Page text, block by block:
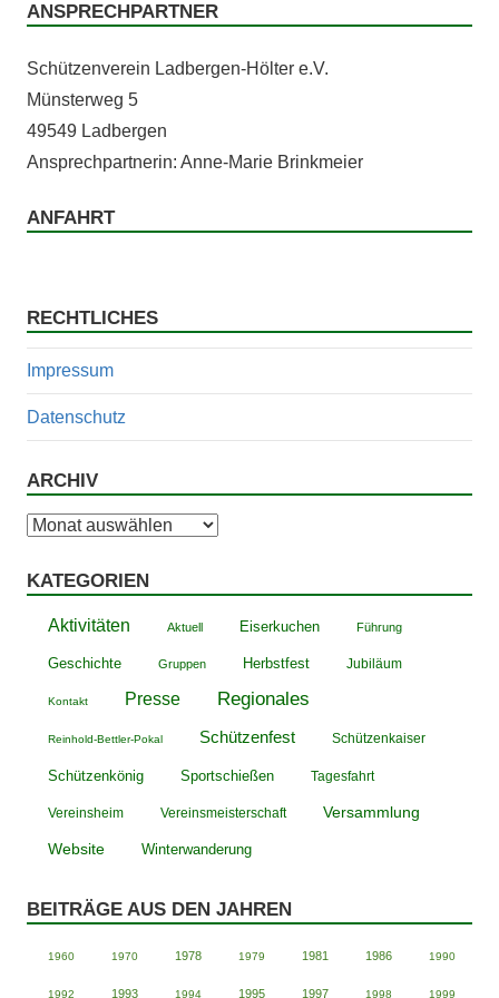
ANSPRECHPARTNER
Schützen­vere­in Lad­ber­gen-Höl­ter e.V.
Mün­ster­weg 5
49549 Ladbergen
Ansprech­part­ner­in: Anne-Marie Brinkmeier
ANFAHRT
RECHTLICHES
Impressum
Datenschutz
ARCHIV
Archiv
KATEGORIEN
Aktivitäten Aktuell Eiserkuchen Führung
Geschichte Gruppen Herbstfest Jubiläum
Kontakt Presse Regionales
Reinhold-Bettler-Pokal Schützenfest Schützenkaiser
Schützenkönig Sportschießen Tagesfahrt
Vereinsheim Vereinsmeisterschaft Versammlung
Website Winterwanderung
BEITRÄGE AUS DEN JAHREN
1960 1970 1978 1979 1981 1986 1990
1992 1993 1994 1995 1997 1998 1999